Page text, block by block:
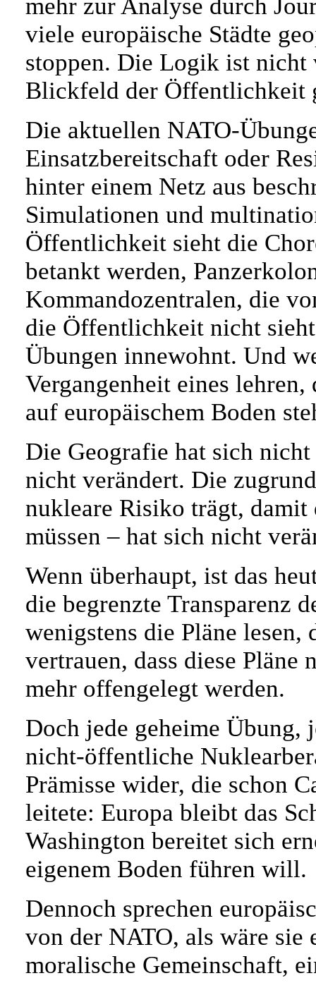
mehr zur Analyse durch
viele europäische Städte
stoppen. Die Logik ist nicht
Blickfeld der Öffentlichkeit
Die aktuellen NATO-
Einsatzbereitschaft oder
hinter einem Netz aus
Simulationen und
Öffentlichkeit sieht die
betankt werden,
Kommandozentralen, die
die Öffentlichkeit nicht
Übungen innewohnt. Und
Vergangenheit eines
auf europäischem Boden
Die Geografie hat sich
nicht verändert. Die
nukleare Risiko trägt, damit
müssen – hat sich nicht
Wenn überhaupt, ist das
die begrenzte Transparenz
wenigstens die Pläne
vertrauen, dass diese
mehr offengelegt werden.
Doch jede geheime Übung,
nicht-öffentliche
Prämisse wider, die schon
leitete: Europa bleibt das
Washington bereitet sich
eigenem Boden führen will.
Dennoch sprechen
von der NATO, als wäre
moralische Gemeinschaft,